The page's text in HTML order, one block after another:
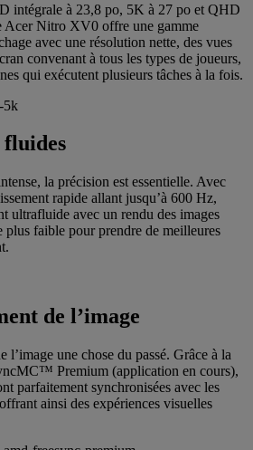
intégrale à 23,8 po, 5K à 27 po et QHD
Acer Nitro XV0 offre une gamme
avec une résolution nette, des vues
convenant à tous les types de joueurs,
qui exécutent plusieurs tâches à la fois.
fluides
la précision est essentielle. Avec
rapide allant jusqu’à 600 Hz,
ultrafluide avec un rendu des images
plus faible pour prendre de meilleures
de l’image
l’image une chose du passé. Grâce à la
Premium (application en cours),
parfaitement synchronisées avec les
ainsi des expériences visuelles